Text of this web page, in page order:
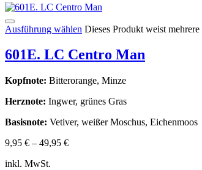
Ausführung wählen Dieses Produkt weist
601E. LC Centro Man
Kopfnote: Bitterorange, Minze
Herznote: Ingwer, grünes Gras
Basisnote: Vetiver, weißer Moschus, Eichenmoos
9,95 € – 49,95 €
inkl. MwSt.